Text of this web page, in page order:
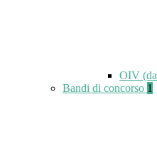
OIV
Bandi di concorso 1